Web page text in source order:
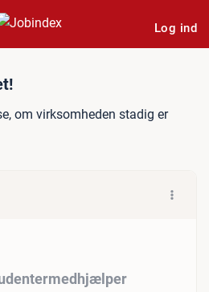
Log ind
TV 2 Sport
om virksomheden stadig er